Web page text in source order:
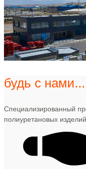
будь с нами...
Специализированный
полиуретановых изделий